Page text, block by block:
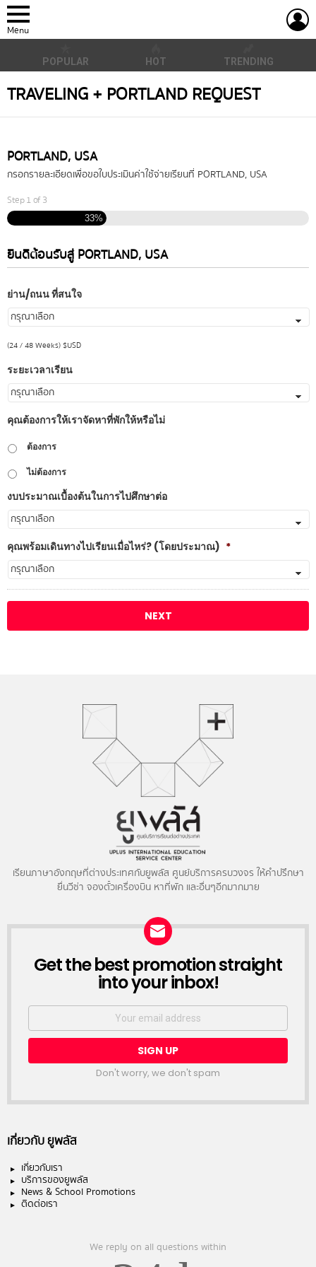
Menu
POPULAR HOT TRENDING
TRAVELING + PORTLAND REQUEST
PORTLAND, USA
กรอกรายละเอียดเพื่อขอใบประเมินค่าใช้จ่ายเรียนที่ PORTLAND, USA
Step1of 3
33%
ยินดีต้อนรับสู่ PORTLAND, USA
ย่าน/ถนน ที่สนใจ
(24 / 48 Weeks) $USD
ระยะเวลาเรียน
คุณต้องการให้เราจัดหาที่พักให้หรือไม่
ต้องการ
ไม่ต้องการ
งบประมาณเบื้องต้นในการไปศึกษาต่อ
คุณพร้อมเดินทางไปเรียนเมื่อไหร่? (โดยประมาณ) *
เรียนภาษาอังกฤษที่ต่างประเทศกับยูพลัส ศูนย์บริการครบวงจร ให้คำปรึกษา
ยื่นวีซ่า จองตั๋วเครื่องบิน หาที่พัก และอื่นๆอีกมากมาย
NEWSLETTER
Get the best promotion straight
into your inbox!
Email
Don't worry, we don't spam
เกี่ยวกับ ยูพลัส
เกี่ยวกับเรา
บริการของยูพลัส
News & School Promotions
ติดต่อเรา
We reply on all questions within